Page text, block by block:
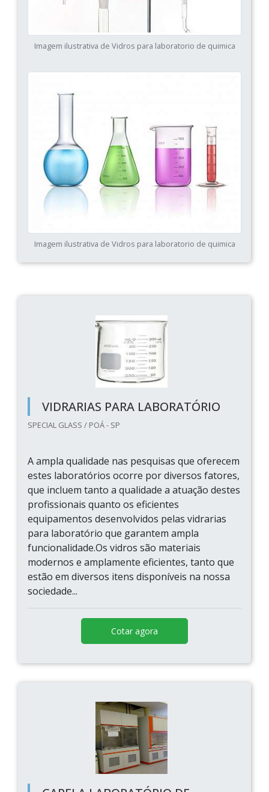
Imagem ilustrativa de Vidros para laboratorio de quimica
Imagem ilustrativa de Vidros para laboratorio de quimica
VIDRARIAS PARA LABORATÓRIO
SPECIAL GLASS / POÁ - SP
A ampla qualidade nas pesquisas que oferecem
estes laboratórios ocorre por diversos fatores,
que incluem tanto a qualidade a atuação destes
profissionais quanto os eficientes
equipamentos desenvolvidos pelas vidrarias
para laboratório que garantem ampla
funcionalidade.Os vidros são materiais
modernos e amplamente eficientes, tanto que
estão em diversos itens disponíveis na nossa
sociedade...
Cotar agora